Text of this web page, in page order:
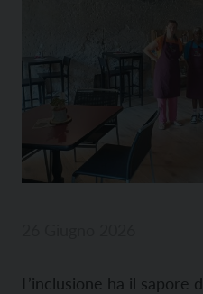
L’inclusione ha il sapore